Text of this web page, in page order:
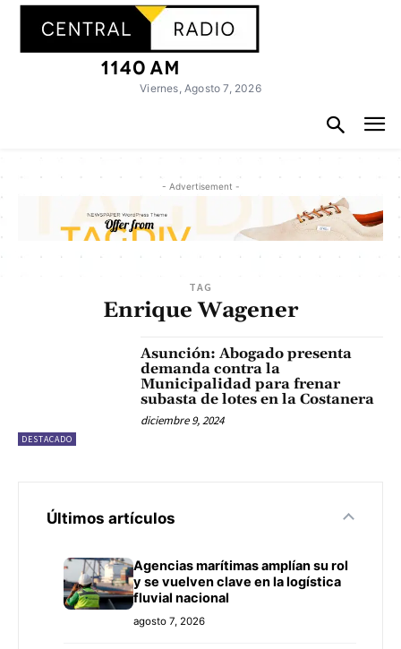
Viernes, Agosto 7, 2026
- Advertisement -
TAG
Enrique Wagener
DESTACADO
Asunción: Abogado presenta
demanda contra la
Municipalidad para frenar
subasta de lotes en la Costanera
diciembre 9, 2024
Últimos artículos
Agencias marítimas amplían su rol
y se vuelven clave en la logística
fluvial nacional
agosto 7, 2026